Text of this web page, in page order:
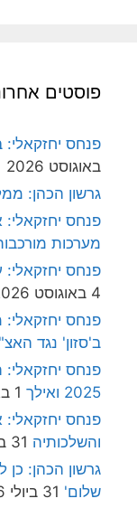
פוסטים
פנחס יחזקאלי:
באוגוסט 2026
גרשון הכהן:
פנחס
מערכות
פנחס יחזקאלי:
4 באוגוסט 2026
פנחס
ב'סזון' נגד
פנחס יחזקאלי:
2025 ואילך
1 באוגוסט 2026
פנחס
והשלכותיה 31 ביולי 2026
גרשון הכהן:
שלום' 31 ביולי 2026